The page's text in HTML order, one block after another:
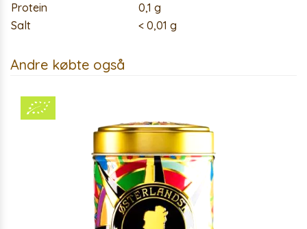
Protein
0,1 g
Salt
< 0,01 g
Andre købte også